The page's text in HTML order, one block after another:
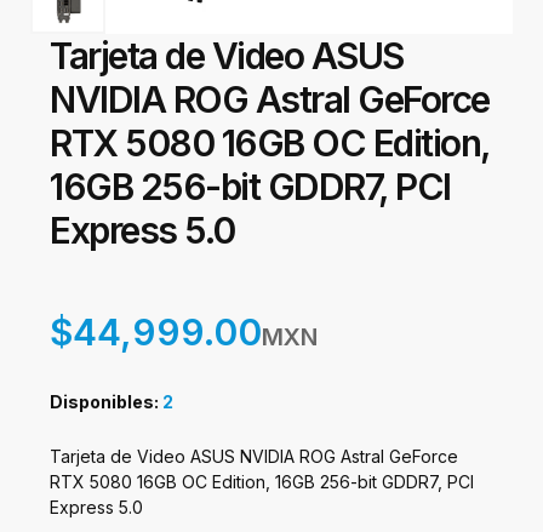
Tarjeta de Video ASUS
NVIDIA ROG Astral GeForce
RTX 5080 16GB OC Edition,
16GB 256-bit GDDR7, PCI
Express 5.0
$44,999.00MXN
Disponibles: 2
Tarjeta de Video ASUS NVIDIA ROG Astral GeForce
RTX 5080 16GB OC Edition, 16GB 256-bit GDDR7, PCI
Express 5.0